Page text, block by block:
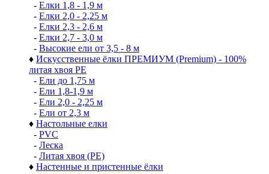
- Елки 1,8 - 1,9 м
- Елки 2,0 - 2,25 м
- Елки 2,3 - 2,6 м
- Елки 2,7 - 3,0 м
- Высокие ели от 3,5 - 8 м
♦ Искусственные ёлки ПРЕМИУМ (Premium) - 100%
литая хвоя РЕ
- Ели до 1,75 м
- Ели 1,8-1,9 м
- Ели 2,0 - 2,25 м
- Ели от 2,3 м
♦ Настольные елки
- PVC
- Леска
- Литая хвоя (РЕ)
♦ Настенные и пристенные ёлки